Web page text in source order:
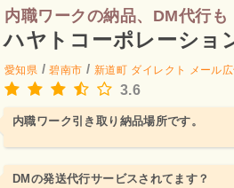
内職ワークの納品、DM代行も
ハヤトコーポレーショ
愛知県 /碧南市 / 新道町 ダイレクト メール
3.6
内職ワーク引き取り納品場所です。
DMの発送代行サービスされてます？